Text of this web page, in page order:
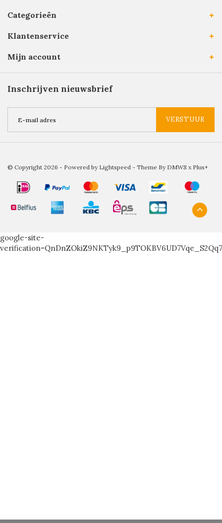
Categorieën
Klantenservice
Mijn account
Inschrijven nieuwsbrief
VERSTUUR
© Copyright 2026 - Powered by Lightspeed - Theme By DMWS x Plus+
google-site-